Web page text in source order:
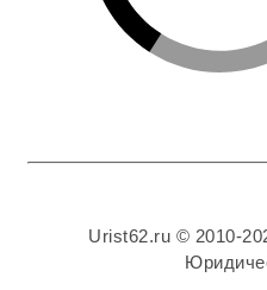
Urist62.ru © 2010-